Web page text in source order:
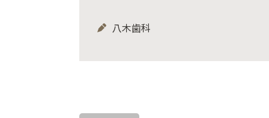
八木歯科